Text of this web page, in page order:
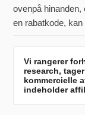
ovenpå
en rabatkode,
Vi rangerer
research,
kommercielle
indeholder